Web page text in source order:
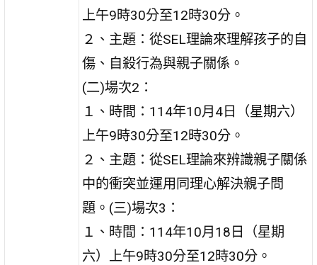
上午9時30分至12時30分。
２、主題：從SEL理論來理解孩子的自
傷、自殺行為與親子關係。
(二)場次2：
１、時間：114年10月4日（星期六）
上午9時30分至12時30分。
２、主題：從SEL理論來辨識親子關係
中的衝突並運用同理心解決親子問
題。(三)場次3：
１、時間：114年10月18日（星期
六）上午9時30分至12時30分。